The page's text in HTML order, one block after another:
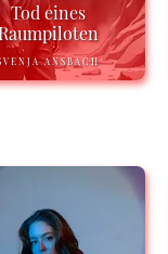
Tod eines
ANSBACH